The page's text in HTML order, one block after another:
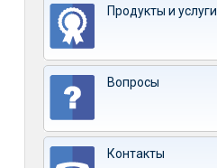
Продукты и услуги
Вопросы
Контакты